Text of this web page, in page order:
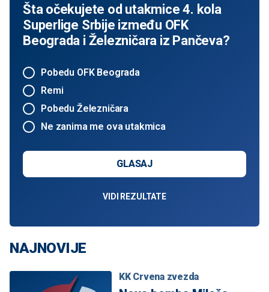
Šta očekujete od utakmice 4. kola
Superlige Srbije između OFK
Beograda i Železničara iz Pančeva?
Pobedu OFK Beograda
Remi
Pobedu Železničara
Ne zanima me ova utakmica
GLASAJ
VIDI REZULTATE
NAJNOVIJE
KK Crvena zvezda